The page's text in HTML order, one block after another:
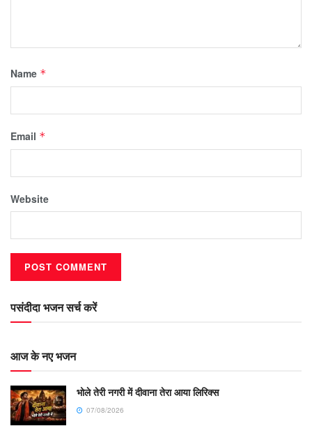
Name *
Email *
Website
पसंदीदा भजन सर्च करें
आज के नए भजन
भोले तेरी नगरी में दीवाना तेरा आया लिरिक्स
07/08/2026